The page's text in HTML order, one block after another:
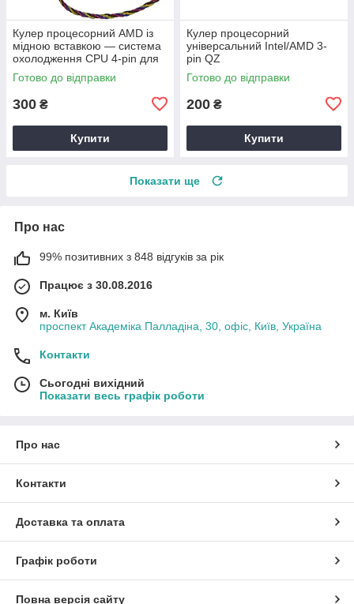
Кулер процесорний AMD із
мідною вставкою — система
охолодження CPU 4-pin для
ПК
Готово до відправки
300 ₴
Купити
Кулер процесорний
універсальний Intel/AMD 3-
pin QZ
Готово до відправки
200 ₴
Купити
Показати ще
Про нас
99% позитивних з 848 відгуків за рік
Працює з 30.08.2016
м. Київ
проспект Академіка Палладіна, 30, офіс, Київ, Україна
Контакти
Сьогодні вихідний
Показати весь графік роботи
Про нас
Контакти
Доставка та оплата
Графік роботи
Повна версія сайту